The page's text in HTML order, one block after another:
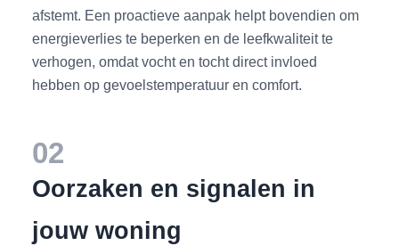
afstemt. Een proactieve aanpak helpt bovendien om
energieverlies te beperken en de leefkwaliteit te
verhogen, omdat vocht en tocht direct invloed
hebben op gevoelstemperatuur en comfort.
02
Oorzaken en signalen in
jouw woning